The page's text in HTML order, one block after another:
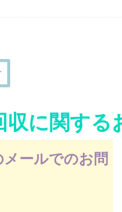
収に関する
ールでのお問